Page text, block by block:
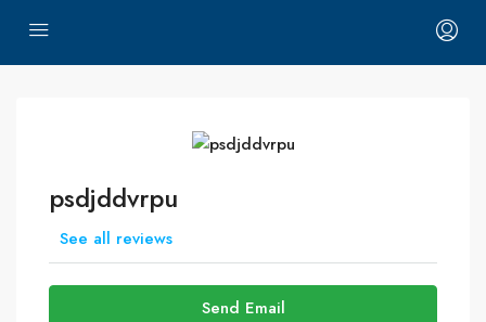
psdjddvrpu
See all reviews
Send Email